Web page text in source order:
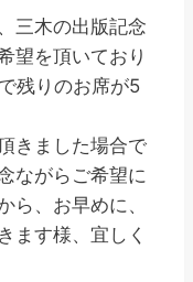
三木の出版記念
望を頂いており
残りのお席が5
きました場合で
ながらご希望に
ら、お早めに、
ます様、宜しく